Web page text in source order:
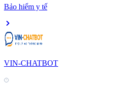
Bảo hiểm y tế
VIN-CHATBOT